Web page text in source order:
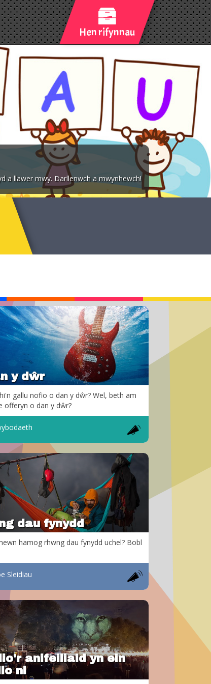
Hen rifynnau
a llawer mwy. Darllenwch a mwynhewch!
y dŵr
gallu nofio o dan y dŵr? Wel, beth am
offeryn o dan y dŵr?
dau fynydd
hamog rhwng dau fynydd uchel? Bobl
Sleidiau
anifeiliaid yn ein
ni